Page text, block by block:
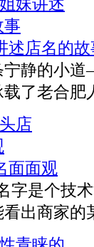
述店名的故
宁静的小
载了老合肥
面面观
字是个技
出商家的